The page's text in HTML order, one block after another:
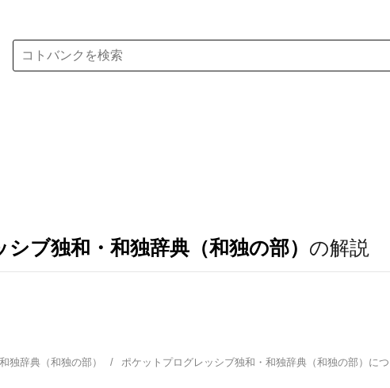
ブ独和・和独辞典（和独の部） の解説
独辞典（和独の部） ポケットプログレッシブ独和・和独辞典（和独の部）